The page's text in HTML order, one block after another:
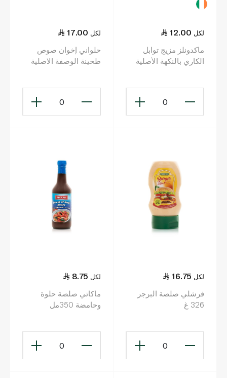
12.00 لكل
ماكدونلز مزيج توابل
الكاري بالنكهة الأصلية
0
17.00 لكل
حلواني إخوان صوص
طحينة الوصفة الاصلية
0
16.75 لكل
فرشلي صلصة البرجر
326 غ
0
8.75 لكل
ماكاتي صلصة حلوة
وحامضة 350مل
0